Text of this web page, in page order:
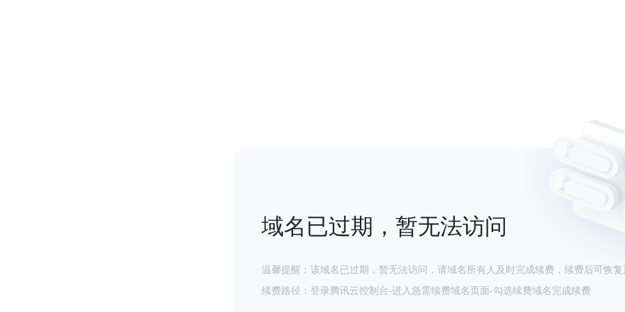
域名已过期，暂无法访问
温馨提醒：该域名已过期，暂无法访问，请域名所有人及时完成续费，续费后可恢复
续费路径：登录腾讯云控制台-进入急需续费域名页面-勾选续费域名完成续费